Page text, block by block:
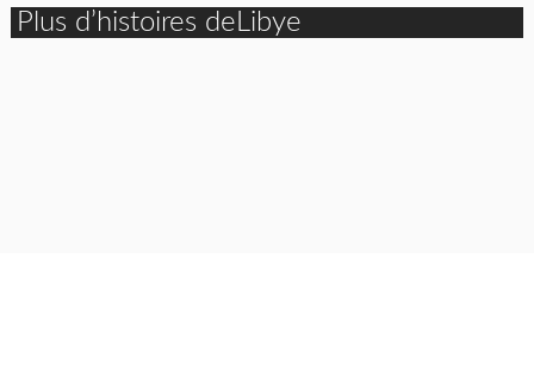
Plus d’histoires deLibye